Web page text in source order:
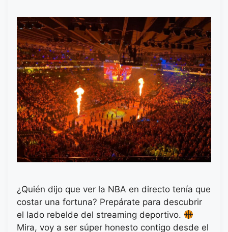
¿Quién dijo que ver la NBA en directo tenía que
costar una fortuna? Prepárate para descubrir
el lado rebelde del streaming deportivo.
Mira, voy a ser súper honesto contigo desde el